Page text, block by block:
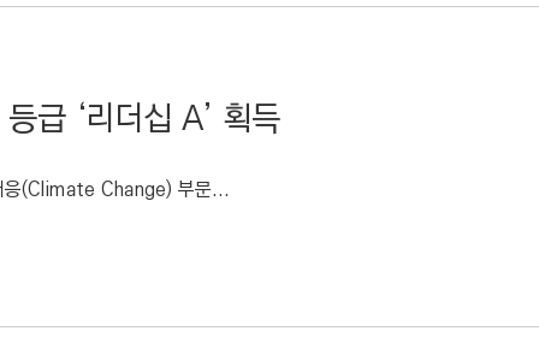
급 ‘리더십 A’ 획득
응(Climate Change) 부문...